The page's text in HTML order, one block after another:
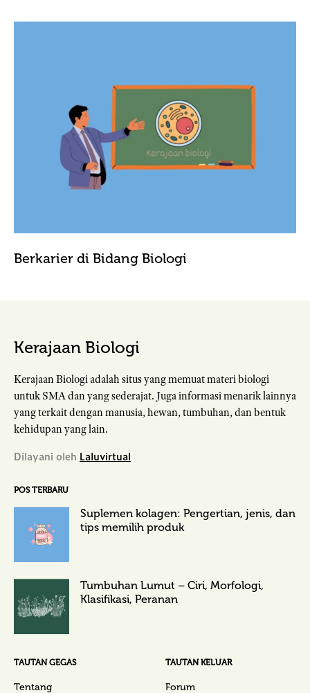
Berkarier di Bidang Biologi
Kerajaan Biologi
Kerajaan Biologi adalah situs yang memuat materi biologi
untuk SMA dan yang sederajat. Juga informasi menarik lainnya
yang terkait dengan manusia, hewan, tumbuhan, dan bentuk
kehidupan yang lain.
Dilayani oleh Laluvirtual
POS TERBARU
Suplemen kolagen: Pengertian, jenis, dan
tips memilih produk
Tumbuhan Lumut – Ciri, Morfologi,
Klasifikasi, Peranan
TAUTAN GEGAS
Tentang
TAUTAN KELUAR
Forum